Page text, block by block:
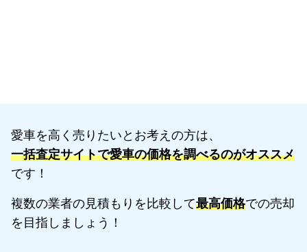
愛車を高く売りたいとお考えの方は、
一括査定サイトで愛車の価格を調べるのがオススメ
です！
複数の業者の見積もりを比較して最高価格での売却
を目指しましょう！